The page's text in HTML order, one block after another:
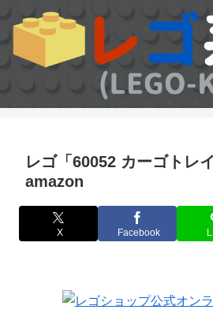
レゴ「60052 カーゴトレ
amazon
X Facebook